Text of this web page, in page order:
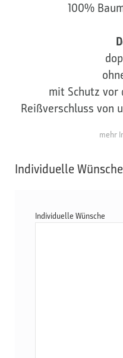
100%
mit Schutz vor
Reißverschluss von
mehr
Individuelle Wünsche
Individuelle Wünsche